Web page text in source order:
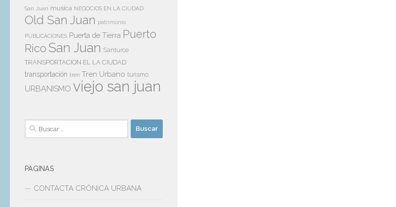
San Juan musica NEGOCIOS EN LA CIUDAD
Old San Juan patrimonio
PUBLICACIONES Puerta de Tierra Puerto
Rico San Juan Santurce
TRANSPORTACION EL LA CIUDAD
transportación tren Tren Urbano turismo
URBANISMO viejo san juan
Buscar:
PAGINAS
CONTACTA CRÓNICA URBANA